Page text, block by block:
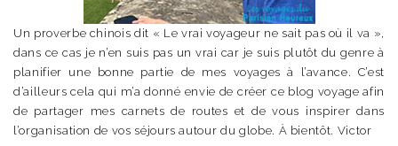
Un proverbe chinois dit « Le vrai voyageur ne sait pas où il va »,
dans ce cas je n’en suis pas un vrai car je suis plutôt du genre à
planifier une bonne partie de mes voyages à l’avance. C’est
d’ailleurs cela qui m’a donné envie de créer ce blog voyage afin
de partager mes carnets de routes et de vous inspirer dans
l’organisation de vos séjours autour du globe. À bientôt. Victor